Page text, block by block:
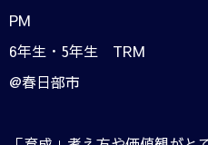
PM
6年生・5年生 TRM
@春日部市